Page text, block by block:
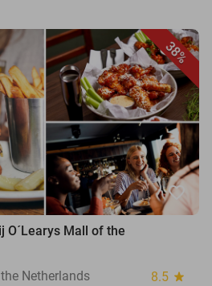
38%
favorite_border
O´Learys Mall of the
Netherlands
8.5 star